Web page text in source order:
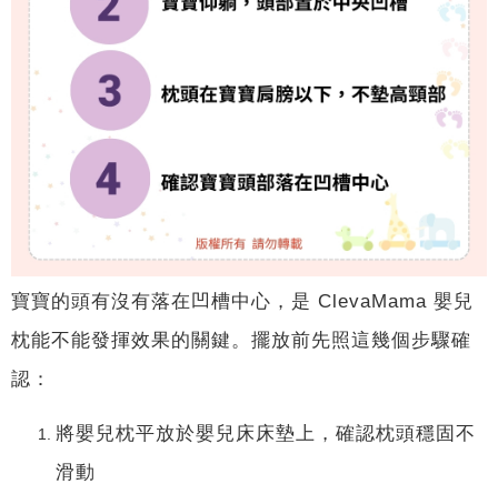
寶寶的頭有沒有落在凹槽中心，是 ClevaMama 嬰兒
枕能不能發揮效果的關鍵。擺放前先照這幾個步驟確
認：
將嬰兒枕平放於嬰兒床床墊上，確認枕頭穩固不
滑動